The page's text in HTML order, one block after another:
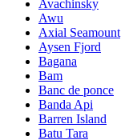
Avachinsky
Awu
Axial Seamount
Aysen Fjord
Bagana
Bam
Banc de ponce
Banda Api
Barren Island
Batu Tara